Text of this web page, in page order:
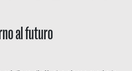
al futuro